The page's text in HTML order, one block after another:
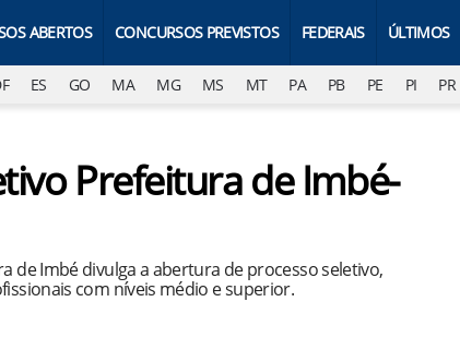
ABERTOS CONCURSOS PREVISTOS FEDERAIS ÚLTIMOS
ES GO MA MG MS MT PA PB PE PI PR
Prefeitura de Imbé-
de Imbé divulga a abertura de processo seletivo,
com níveis médio e superior.